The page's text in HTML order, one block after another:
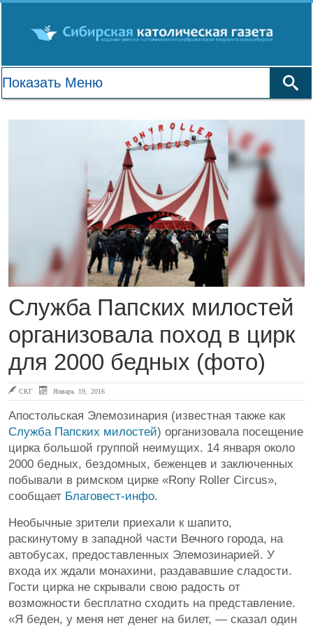
Служба Папских милостей
организовала поход в цирк
для 2000 бедных (фото)
СКГ Январь 19, 2016
Апостольская Элемозинария (известная также как
Служба Папских милостей) организовала посещение
цирка большой группой неимущих. 14 января около
2000 бедных, бездомных, беженцев и заключенных
побывали в римском цирке «Rony Roller Circus»,
сообщает Благовест-инфо.
Необычные зрители приехали к шапито,
раскинутому в западной части Вечного города, на
автобусах, предоставленных Элемозинарией. У
входа их ждали монахини, раздававшие сладости.
Гости цирка не скрывали свою радость от
возможности бесплатно сходить на представление.
«Я беден, у меня нет денег на билет, — сказал один